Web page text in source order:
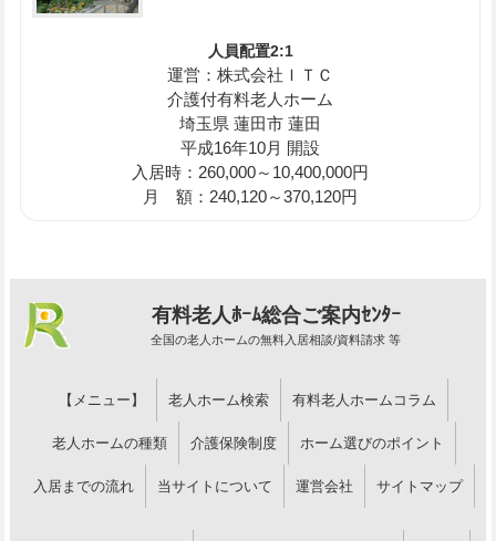
人員配置2:1
運営：株式会社ＩＴＣ
介護付有料老人ホーム
埼玉県 蓮田市 蓮田
平成16年10月 開設
入居時：260,000～10,400,000円
月 額：240,120～370,120円
有料老人ﾎｰﾑ総合ご案内ｾﾝﾀｰ
全国の老人ホームの無料入居相談/資料請求 等
【メニュー】 老人ホーム検索 有料老人ホームコラム
老人ホームの種類 介護保険制度 ホーム選びのポイント
入居までの流れ 当サイトについて 運営会社 サイトマップ